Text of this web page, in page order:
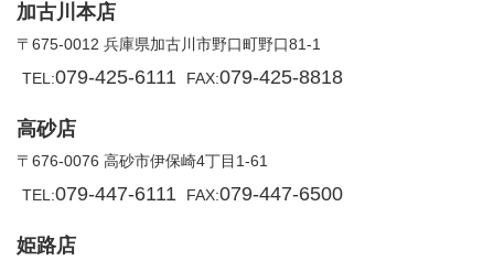
加古川本店
〒675-0012 兵庫県加古川市野口町野口81-1
TEL:079-425-6111 FAX:079-425-8818
高砂店
〒676-0076 高砂市伊保崎4丁目1-61
TEL:079-447-6111 FAX:079-447-6500
姫路店